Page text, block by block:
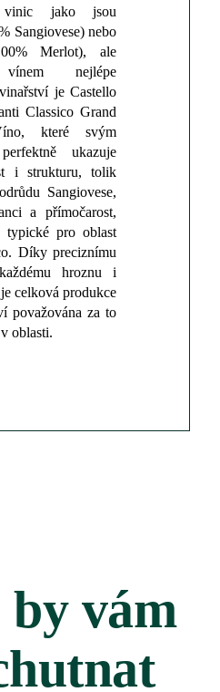
vinic jako jsou
Sangiovese) nebo
Merlot), ale
nejlépe
je Castello
Classico Grand
které svým
ukazuje
i strukturu, tolik
Sangiovese,
a přímočarost,
typické pro oblast
Díky preciznímu
hroznu i
celková produkce
považována za to
oblasti.
vám